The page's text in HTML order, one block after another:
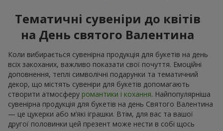
Тематичні сувеніри до квітів
на День святого Валентина
Коли вибирається сувенірна продукція для букетів на день
всіх закоханих, важливо показати свої почуття. Емоційні
доповнення, теплі символічні подарунки та тематичний
декор, що містять сувеніри для букетів допомагають
створити атмосферу романтики і кохання. Найпопулярніша
сувенірна продукція для букетів на день Святого Валентина
— це цукерки або м’які іграшки. Втім, для вас та вашої
другої половинки цей презент може нести в собі щось